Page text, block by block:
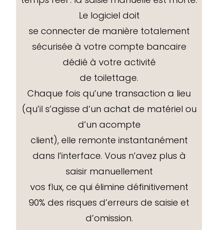
Le logiciel doit
se connecter de manière totalement
sécurisée à votre compte bancaire
dédié à votre activité
de toilettage.
Chaque fois qu’une transaction a lieu
(qu’il s’agisse d’un achat de matériel ou
d’un acompte
client), elle remonte instantanément
dans l’interface. Vous n’avez plus à
saisir manuellement
vos flux, ce qui élimine définitivement
90% des risques d’erreurs de saisie et
d’omission.